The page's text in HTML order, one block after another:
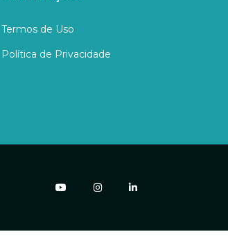
Termos de Uso
Política de Privacidade